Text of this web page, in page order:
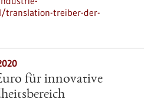
treiber-der-
für innovative